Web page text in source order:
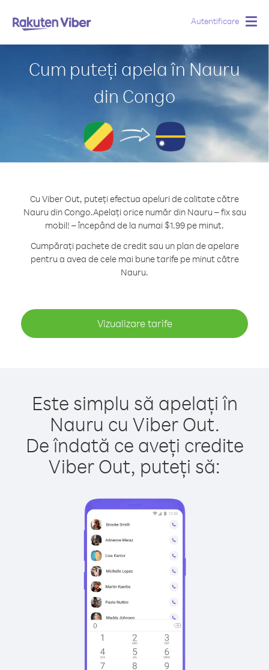
Autentificare
Cum puteți apela în Nauru
din Congo
Cu Viber Out, puteți efectua apeluri de calitate către
Nauru din Congo.Apelați orice număr din Nauru – fix sau
mobil! – începând de la numai $1.99 pe minut.
Cumpărați pachete de credit sau un plan de apelare
pentru a avea de cele mai bune tarife pe minut către
Nauru.
Vizualizare tarife
Este simplu să apelați în
Nauru cu Viber Out.
De îndată ce aveți credite
Viber Out, puteți să: